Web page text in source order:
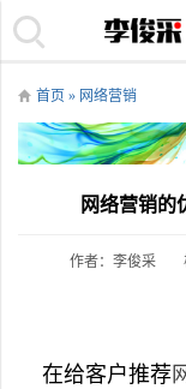
首页 » 网络营销
网络营销的
作者：李俊采
在给客户推荐